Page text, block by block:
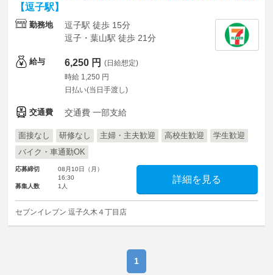
【逗子駅】
勤務地
逗子駅 徒歩 15分
逗子・葉山駅 徒歩 21分
給与 6,250 円 (日給想定)
時給 1,250 円
日払い(当日手渡し)
交通費 交通費 一部支給
面接なし 研修なし 主婦・主夫歓迎 高校生歓迎
学生歓迎
バイク・車通勤OK
応募締切
08月10日（月）
16:30
募集人数
1人
詳細を見る
セブンイレブン 逗子久木４丁目店
1